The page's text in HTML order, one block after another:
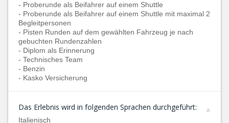
- Proberunde als Beifahrer auf einem Shuttle
- Proberunde als Beifahrer auf einem Shuttle mit maximal 2
Begleitpersonen
- Pisten Runden auf dem gewählten Fahrzeug je nach
gebuchten Rundenzahlen
- Diplom als Erinnerung
- Technisches Team
- Benzin
- Kasko Versicherung
Das Erlebnis wird in folgenden Sprachen durchgeführt:
Italienisch